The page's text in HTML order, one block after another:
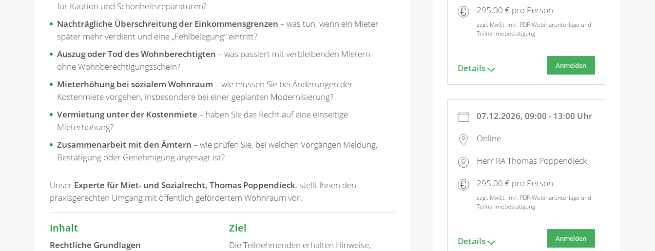
für Kaution und Schönheitsreparaturen?
Nachträgliche Überschreitung der Einkommensgrenzen – was tun, wenn ein Mieter
später mehr verdient und eine „Fehlbelegung“ eintritt?
Auszug oder Tod des Wohnberechtigten – was passiert mit verbleibenden Mietern
ohne Wohnberechtigungsschein?
Mieterhöhung bei sozialem Wohnraum – wie müssen Sie bei Änderungen der
Kostenmiete vorgehen, insbesondere bei einer geplanten Modernisierung?
Vermietung unter der Kostenmiete – haben Sie das Recht auf eine einseitige
Mieterhöhung?
Zusammenarbeit mit den Ämtern – wie prüfen Sie, bei welchen Vorgängen Meldung,
Bestätigung oder Genehmigung angesagt ist?
Unser Experte für Miet- und Sozialrecht, Thomas Poppendieck, stellt Ihnen den
praxisgerechten Umgang mit öffentlich gefördertem Wohnraum vor.
Inhalt
Rechtliche Grundlagen
Ziel
Die Teilnehmenden erhalten Hinweise,
295,00 € pro Person
zzgl. MwSt. inkl. PDF-Webinarunterlage und
Teilnahmebestätigung
Details Anmelden
07.12.2026, 09:00 - 13:00 Uhr
Online
Herr RA Thomas Poppendieck
295,00 € pro Person
zzgl. MwSt. inkl. PDF-Webinarunterlage und
Teilnahmebestätigung
Details Anmelden